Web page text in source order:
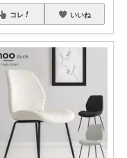
コレ いいね